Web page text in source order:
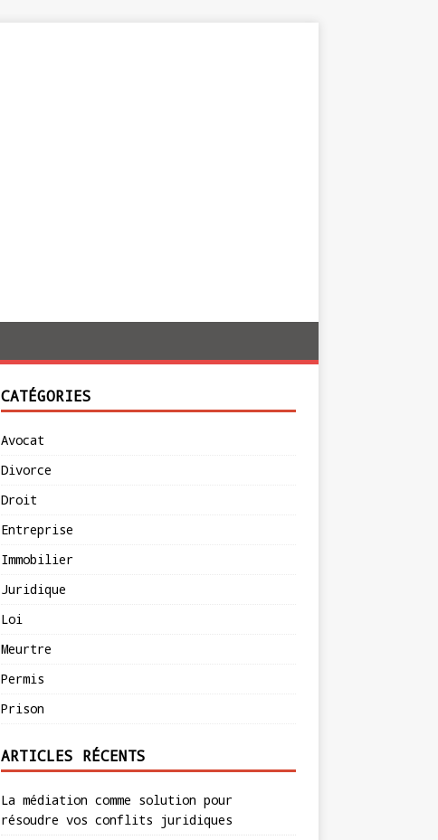
CATÉGORIES
Avocat
Divorce
Droit
Entreprise
Immobilier
Juridique
Loi
Meurtre
Permis
Prison
ARTICLES RÉCENTS
La médiation comme solution pour
résoudre vos conflits juridiques